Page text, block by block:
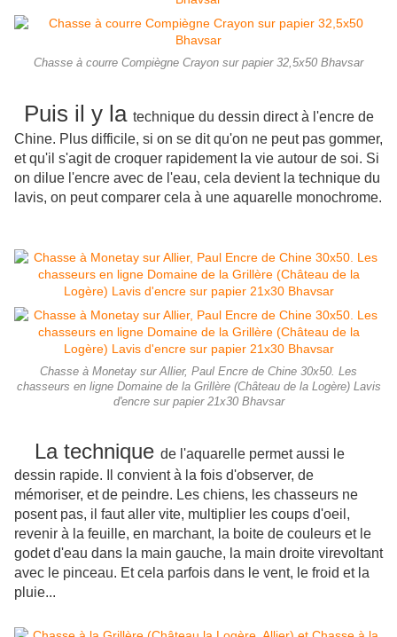
Chasse à courre Compiègne Crayon sur papier 32,5x50 Bhavsar
Puis il y la technique du dessin direct à l'encre de
Chine. Plus difficile, si on se dit qu'on ne peut pas gommer,
et qu'il s'agit de croquer rapidement la vie autour de soi. Si
on dilue l'encre avec de l'eau, cela devient la technique du
lavis, on peut comparer cela à une aquarelle monochrome.
Chasse à Monetay sur Allier, Paul Encre de Chine 30x50. Les
chasseurs en ligne Domaine de la Grillère (Château de la Logère) Lavis
d'encre sur papier 21x30 Bhavsar
La technique de l'aquarelle permet aussi le
dessin rapide. Il convient à la fois d'observer, de
mémoriser, et de peindre. Les chiens, les chasseurs ne
posent pas, il faut aller vite, multiplier les coups d'oeil,
revenir à la feuille, en marchant, la boite de couleurs et le
godet d'eau dans la main gauche, la main droite virevoltant
avec le pinceau. Et cela parfois dans le vent, le froid et la
pluie...